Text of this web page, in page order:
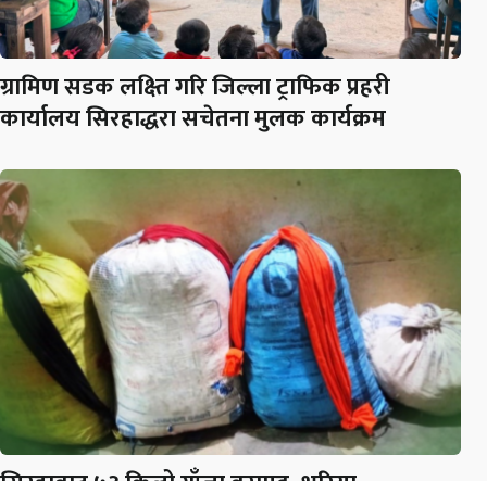
ग्रामिण सडक लक्ष्ति गरि जिल्ला ट्राफिक प्रहरी
कार्यालय सिरहाद्धरा सचेतना मुलक कार्यक्रम